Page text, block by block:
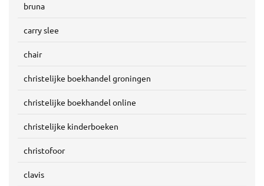
bruna
carry slee
chair
christelijke boekhandel groningen
christelijke boekhandel online
christelijke kinderboeken
christofoor
clavis